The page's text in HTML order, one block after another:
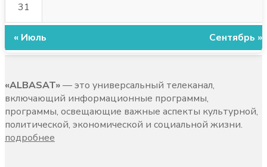
31
« Июль Сентябрь »
«ALBASAT»— это универсальный телеканал,
включающий информационные программы,
программы, освещающие важные аспекты культурной,
политической, экономической и социальной жизни.
подробнее